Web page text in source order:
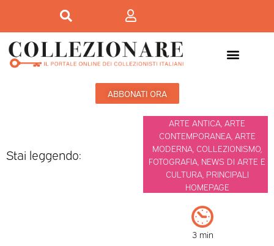
ABBONATI ORA
Stai leggendo:
ARTE ANTICA ARTE
CONTEMPORANEA, ARTE
MODERNA COLLEZIONISMO
FOTOGRAFIA NEWS DI ARTE E
CULTURA, PRINCIPALI
HOMEPAGE
3 min